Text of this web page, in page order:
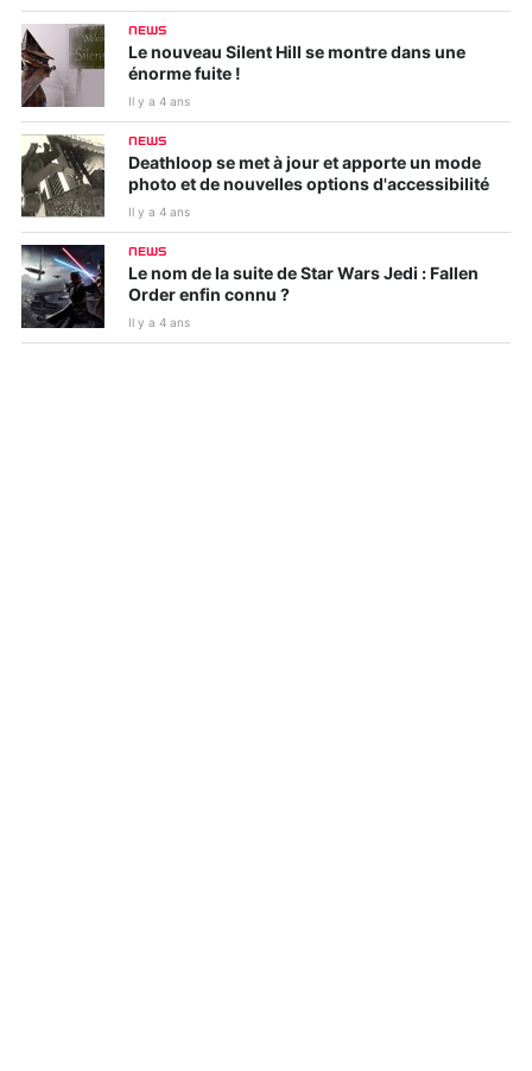
NEWS
Le nouveau Silent Hill se montre dans une
énorme fuite !
Il y a 4 ans
NEWS
Deathloop se met à jour et apporte un mode
photo et de nouvelles options d'accessibilité
Il y a 4 ans
NEWS
Le nom de la suite de Star Wars Jedi : Fallen
Order enfin connu ?
Il y a 4 ans